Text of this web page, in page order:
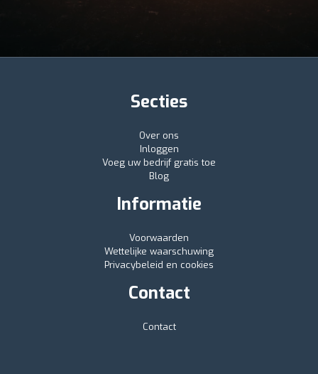
Secties
Over ons
Inloggen
Voeg uw bedrijf gratis toe
Blog
Informatie
Voorwaarden
Wettelijke waarschuwing
Privacybeleid en cookies
Contact
Contact